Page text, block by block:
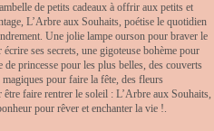
de petits cadeaux à offrir aux petits et
L’Arbre aux Souhaits, poétise le quotidien
Une jolie lampe ourson pour braver le
ses secrets, une gigoteuse bohème pour
princesse pour les plus belles, des couverts
pour faire la fête, des fleurs
faire rentrer le soleil : L’Arbre aux Souhaits,
pour rêver et enchanter la vie !.